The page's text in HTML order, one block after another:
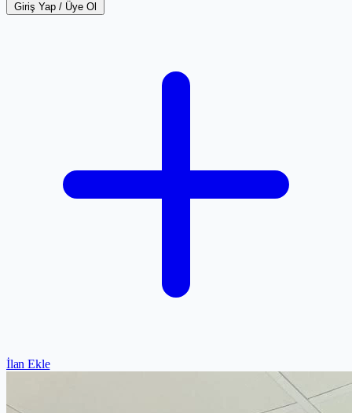
Giriş Yap / Üye Ol
İlan Ekle